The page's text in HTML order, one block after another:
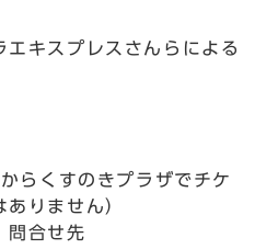
キスプレスさんらによる
らくすのきプラザでチケ
りません）
合せ先